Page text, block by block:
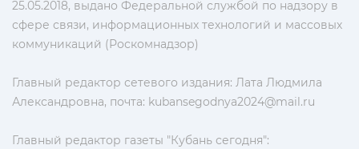
25.05.2018, выдано Федеральной службой по надзору в
сфере связи, информационных технологий и массовых
коммуникаций (Роскомнадзор)
Главный редактор сетевого издания: Лата Людмила
Александровна, почта: kubansegodnya2024@mail.ru
Главный редактор газеты "Кубань сегодня":